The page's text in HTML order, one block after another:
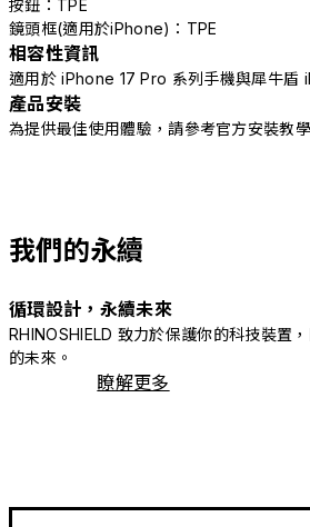
按鈕：TPE
鏡頭框(適用於iPhone)：TPE
相容性資訊
適用於 iPhone 17 Pro 系列手機與犀牛盾
產品安裝
為提供最佳使用體驗，請參考官方安裝教學
我們的永續
循環設計，永續未來
RHINOSHIELD 致力於保護你的科技裝置
的未來。
瞭解更多